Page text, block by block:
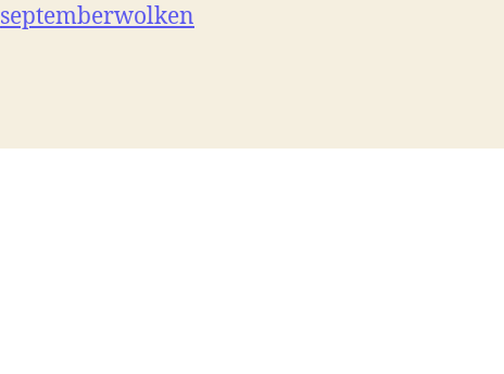
septemberwolken